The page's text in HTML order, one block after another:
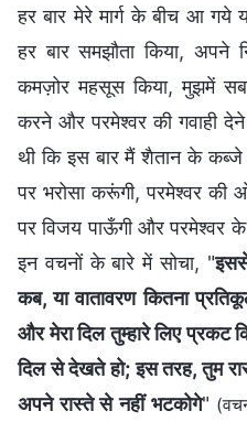
हर बार मेरे मार्ग के बीच आ गये
हर बार समझौता किया, अपने
कमज़ोर महसूस किया, मुझमें
करने और परमेश्वर की गवाही देने
थी कि इस बार मैं शैतान के
पर भरोसा करूंगी, परमेश्वर की
पर विजय पाऊँगी और परमेश्वर
इन वचनों के बारे में सोचा, "
कब, या वातावरण कितना
और मेरा दिल तुम्हारे लिए प्रकट
दिल से देखते हो; इस तरह, तुम
अपने रास्ते से नहीं भटकोगे"